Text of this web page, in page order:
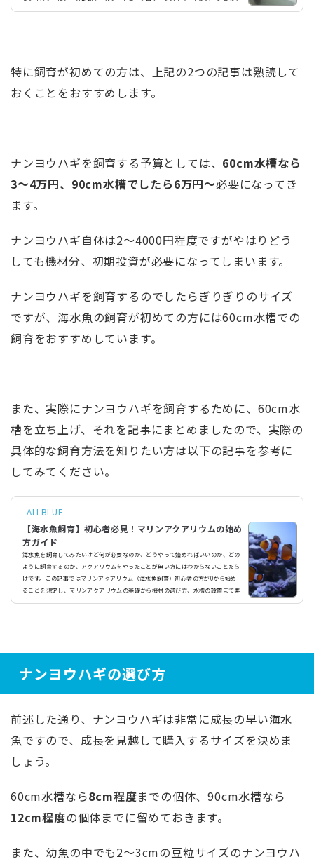
ます。この記事では、海水水槽で使用されるろ過方式を解説し、また筆者のおすす
特に飼育が初めての方は、上記の2つの記事は熟読して
おくことをおすすめします。
ナンヨウハギを飼育する予算としては、 60cm水槽なら
3～4万円、90cm水槽でしたら6万円～必要になってき
ます。
ナンヨウハギ自体は2～4000円程度ですがやはりどう
しても機材分、初期投資が必要になってしまいます。
ナンヨウハギを飼育するのでしたらぎりぎりのサイズ
ですが、海水魚の飼育が初めての方には60cm水槽での
飼育をおすすめしています。
また、実際にナンヨウハギを飼育するために、60cm水
槽を立ち上げ、それを記事にまとめましたので、実際の
具体的な飼育方法を知りたい方は以下の記事を参考に
してみてください。
ALLBLUE
【海水魚飼育】初心者必見！マリンアクアリウムの始め
方ガイド
海水魚を飼育してみたいけど何が必要なのか、どうやって始めればいいのか、どの
ように飼育するのか、アクアリウムをやったことが無い方にはわからないことだら
けです。この記事ではマリンアクアリウム（海水魚飼育）初心者の方が0から始め
ることを想定し、マリンアクアリウムの基礎から機材の選び方、水槽の設置まで実
際に水槽を立ち上げた例を交えながら詳しく解説していきます。そもそもマリンア
ナンヨウハギの選び方
前述した通り、ナンヨウハギは非常に成長の早い海水
魚ですので、成長を見越して購入するサイズを決めま
しょう。
60cm水槽なら8cm程度までの個体、90cm水槽なら
12cm程度の個体までに留めておきます。
また、幼魚の中でも2～3cmの豆粒サイズのナンヨウハ